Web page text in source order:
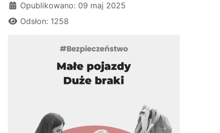
Opublikowano: 09 maj 2025
Odsłon: 1258